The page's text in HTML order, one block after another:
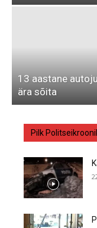
13 aastane
ära sõita
Pilk